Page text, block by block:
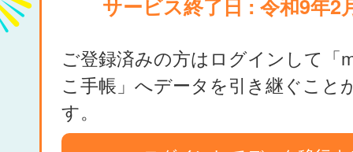
ご登録済みの方はログインして「
こ手帳」へデータを引き継ぐこと
す。